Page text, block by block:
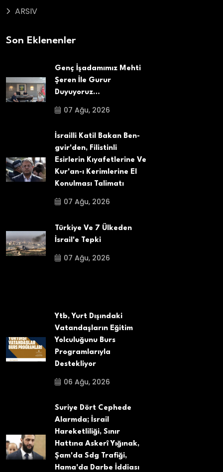
ARSIV
Son Eklenenler
Genç İşadamımız Mehti
Şeren İle Gurur
Duyuyoruz…
07 Ağu, 2026
İsrailli Katil Bakan Ben-
gvir'den, Filistinli
Esirlerin Kıyafetlerine Ve
Kur'an-ı Kerimlerine El
Konulması Talimatı
07 Ağu, 2026
Türkiye Ve 7 Ülkeden
İsrail'e Tepki
07 Ağu, 2026
Ytb, Yurt Dışındaki
Vatandaşların Eğitim
Yolculuğunu Burs
Programlarıyla
Destekliyor
06 Ağu, 2026
Suriye Dört Cephede
Alarmda; İsrail
Hareketliliği, Sınır
Hattına Askerî Yığınak,
Şam'da Sdg Trafiği,
Hama'da Darbe İddiası